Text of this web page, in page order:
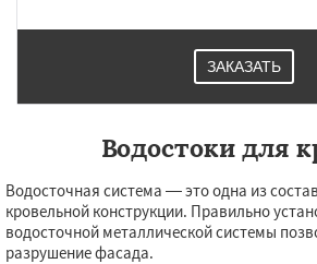
ЗАКАЗАТЬ
Водостоки для
Водосточная система — это одна из
кровельной конструкции. Правильно
водосточной металлической системы
разрушение фасада.